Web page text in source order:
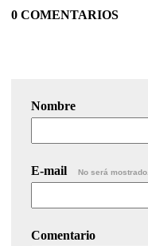
0 COMENTARIOS
Nombre
E-mail No será mostrado.
Comentario